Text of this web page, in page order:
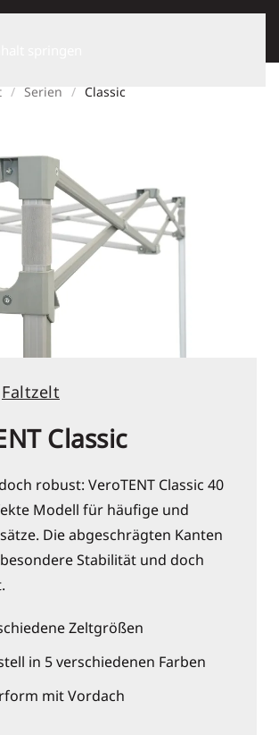
Serien Classic
Faltzelt
Classic
robust: VeroTENT Classic 40
Modell für häufige und
Die abgeschrägten Kanten
Stabilität und doch
Zeltgrößen
in 5 verschiedenen Farben
mit Vordach